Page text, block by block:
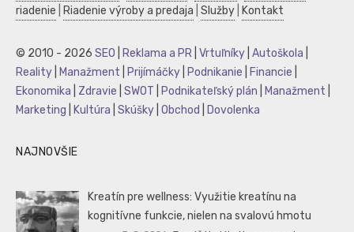
riadenie
Riadenie výroby a predaja Služby Kontakt
© 2010 - 2026 SEO Reklama a PR Vrtuľníky Autoškola
Reality
Manažment Prijímáčky Podnikanie Financie
Ekonomika
Zdravie SWOT Podnikateľský plán Manažment
Marketing
Kultúra Skúšky Obchod Dovolenka
NAJNOVŠIE
Kreatín pre wellness: Využitie kreatínu na
kognitívne funkcie, nielen na svalovú hmotu